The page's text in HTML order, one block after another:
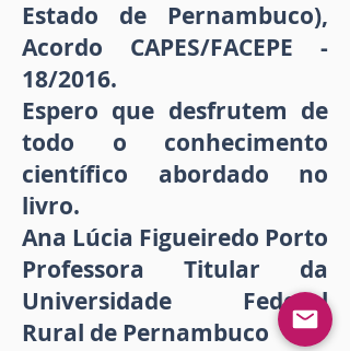
Estado de Pernambuco),
Acordo CAPES/FACEPE -
18/2016.
Espero que desfrutem de
todo o conhecimento
científico abordado no
livro.
Ana Lúcia Figueiredo Porto
Professora Titular da
Universidade Federal
Rural de Pernambuco